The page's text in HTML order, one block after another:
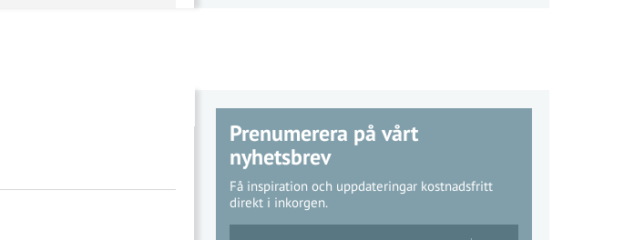
Prenumerera på vårt
nyhetsbrev
Få inspiration och uppdateringar kostnadsfritt
direkt i inkorgen.